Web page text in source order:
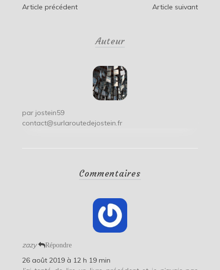
Navigation
Article précédent Article suivant
Auteur
par jostein59
contact@surlaroutedejostein.fr
Commentaires
zazy Répondre
26 août 2019 à 12 h 19 min